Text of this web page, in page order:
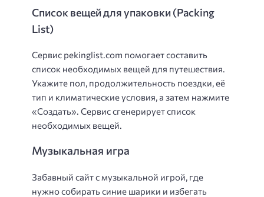
Список вещей для упаковки (Packing
List)
Сервис pekinglist.com помогает составить
список необходимых вещей для путешествия.
Укажите пол, продолжительность поездки, её
тип и климатические условия, а затем нажмите
«Создать». Сервис сгенерирует список
необходимых вещей.
Музыкальная игра
Забавный сайт с музыкальной игрой, где
нужно собирать синие шарики и избегать